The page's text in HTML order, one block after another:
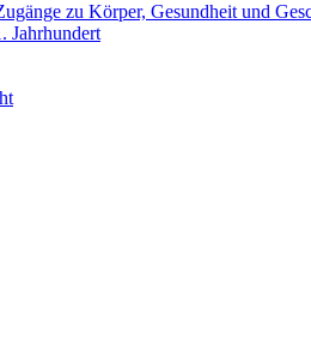
zu Körper, Gesundheit und
Jahrhundert